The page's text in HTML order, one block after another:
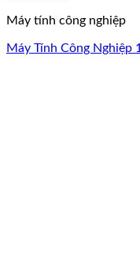
Máy tính công nghiệp
Máy Tính Công Nghiệp